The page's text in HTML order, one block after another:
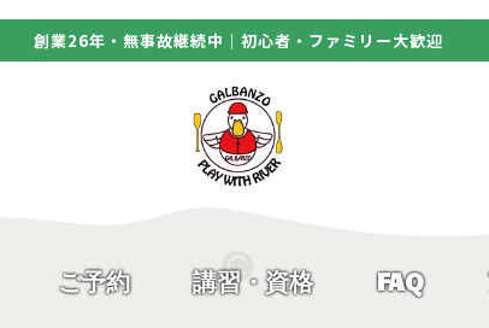
創業26年・無事故継続中｜初心者・ファミリー大歓迎
ご予約 講習・資格 FAQ